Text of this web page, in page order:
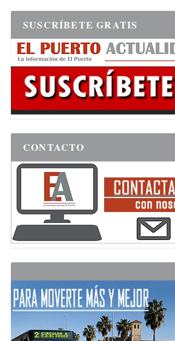
SUSCRÍBETE GRATIS
CONTACTO